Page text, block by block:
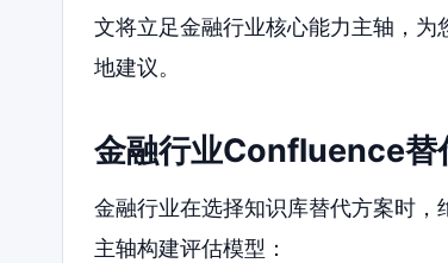
文将立足金融行业核心能力主轴，
地建议。
金融行业Confluence替
金融行业在选择知识库替代方案时
主轴构建评估模型：